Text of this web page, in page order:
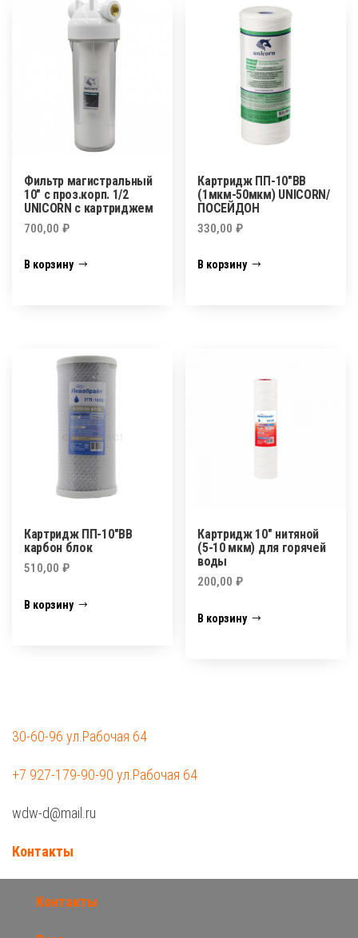
Фильтр магистральный
10″ с проз.корп. 1/2
UNICORN с картриджем
700,00 ₽
В корзину
Картридж ПП-10″BB
(1мкм-50мкм) UNICORN/
ПОСЕЙДОН
330,00₽
В корзину
Картридж ПП-10″BB
карбон блок
510,00 ₽
В корзину
Картридж 10″ нитяной
(5-10 мкм) для горячей
воды
200,00₽
В корзину
30-60-96 ул.Рабочая 64
+7 927-179-90-90 ул.Рабочая 64
wdw-d@mail.ru
Контакты
Контакты